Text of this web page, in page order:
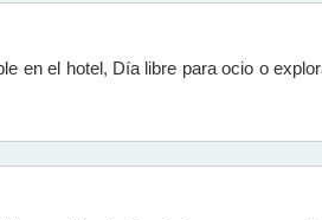
en el hotel, Día libre para ocio o